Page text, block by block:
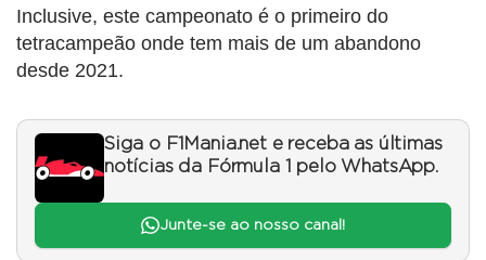
Inclusive, este campeonato é o primeiro do
tetracampeão onde tem mais de um abandono
desde 2021.
Siga o F1Mania.net e receba as últimas
notícias da Fórmula 1 pelo WhatsApp.
Junte-se ao nosso canal!